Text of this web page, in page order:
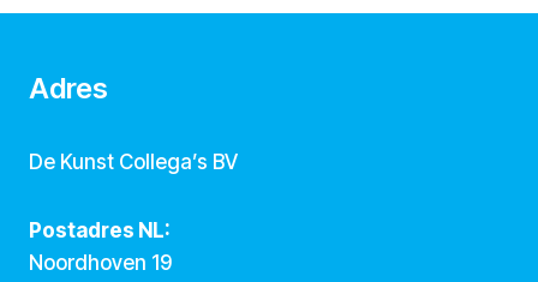
Adres
De Kunst Collega’s BV
Postadres NL:
Noordhoven 19